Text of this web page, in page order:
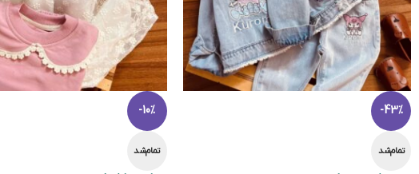
-43%
تمام‌شد
-10%
تمام‌شد